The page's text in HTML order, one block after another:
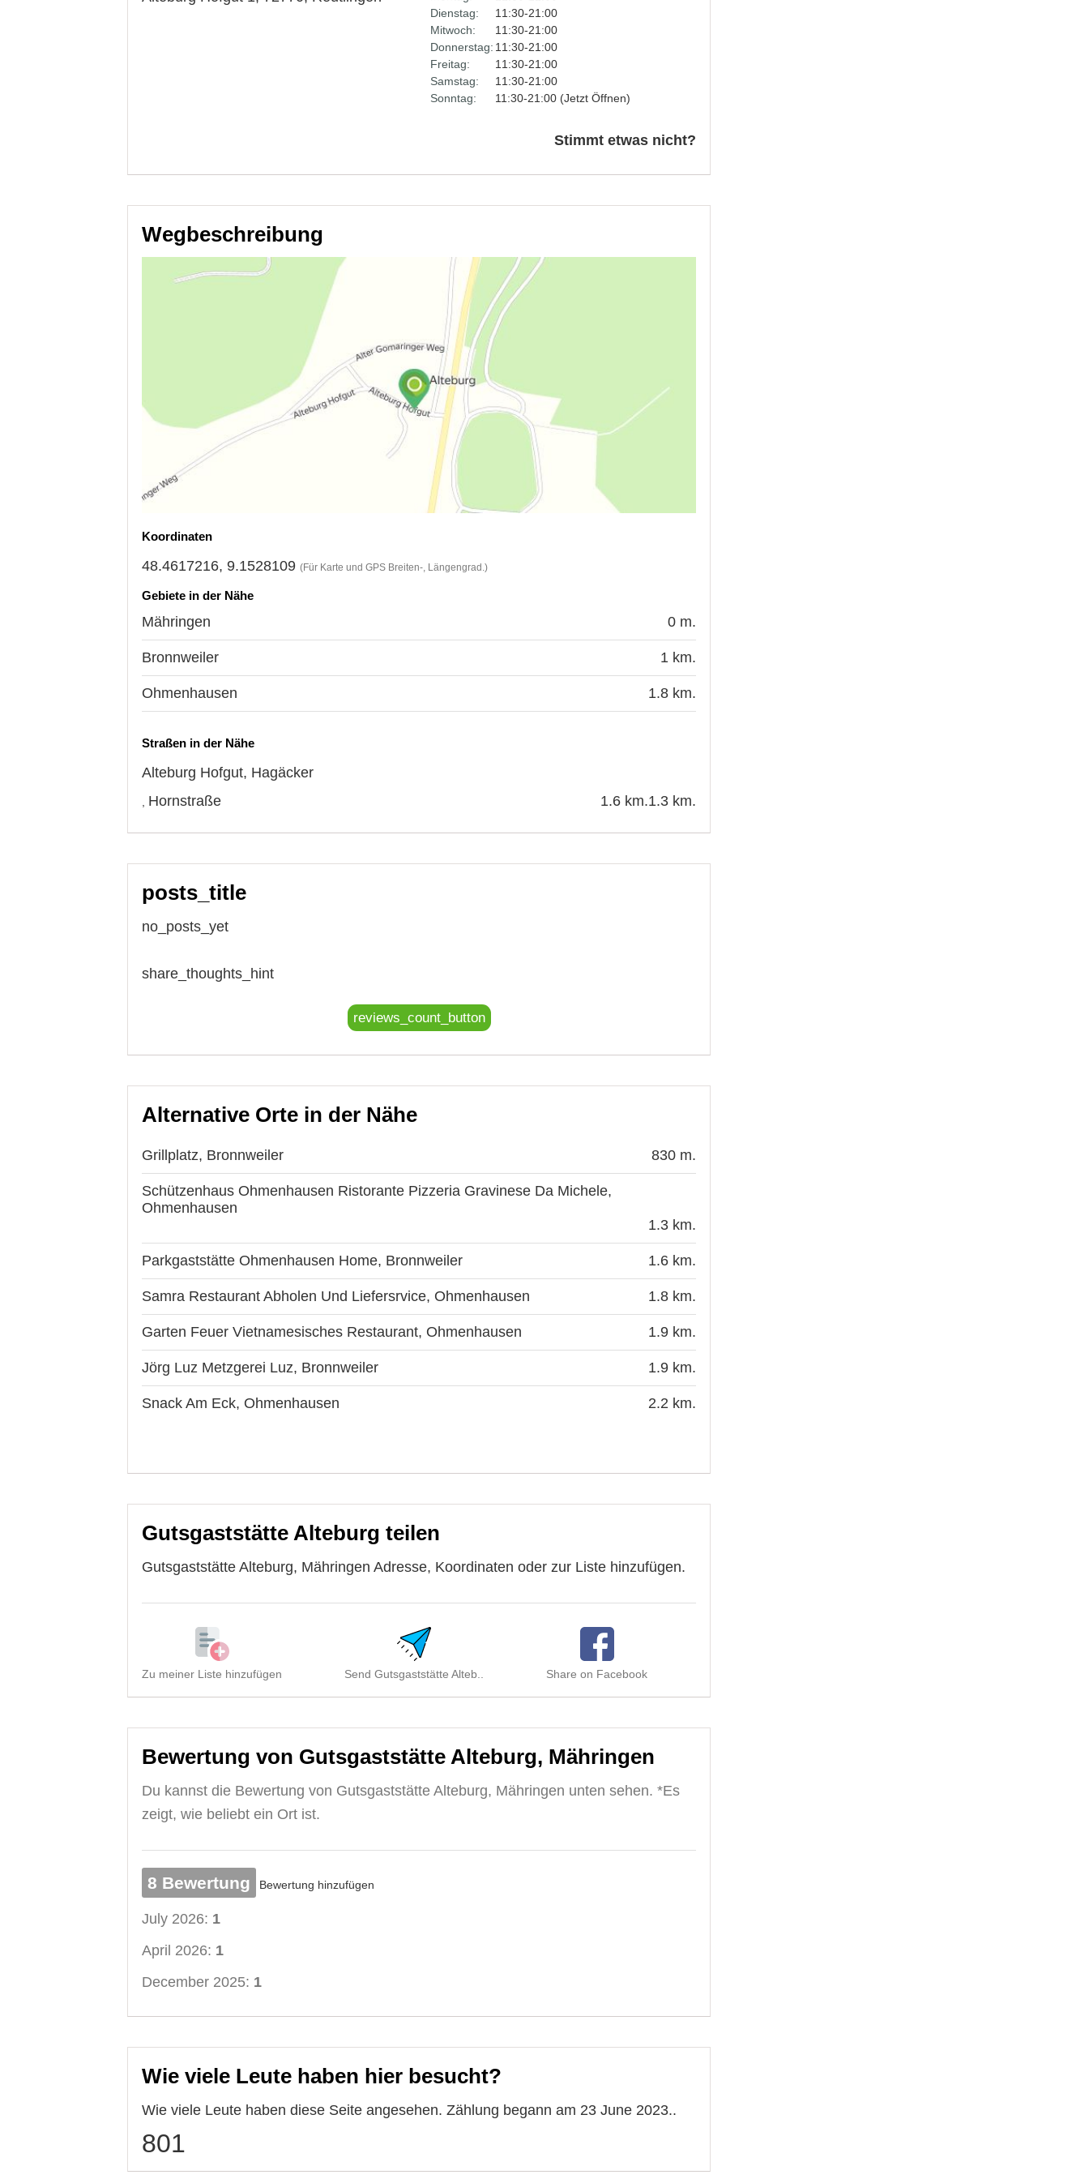
Dienstag:
11:30-21:00
Mitwoch:
11:30-21:00
Donnerstag: 11:30-21:00
Freitag:
11:30-21:00
Samstag:
11:30-21:00
Sonntag:
11:30-21:00 (Jetzt Öffnen)
Stimmt etwas nicht?
Wegbeschreibung
Koordinaten
48.4617216, 9.1528109 (Für Karte und GPS Breiten-, Längengrad.)
Gebiete in der Nähe
Mähringen 0 m.
Bronnweiler 1 km.
Ohmenhausen 1.8 km.
Straßen in der Nähe
Alteburg Hofgut, Hagäcker
1.3 km.
Hornstraße 1.6 km.
posts_title
no_posts_yet
share_thoughts_hint
reviews_count_button
Alternative Orte in der Nähe
Grillplatz, Bronnweiler 830 m.
Schützenhaus Ohmenhausen Ristorante Pizzeria Gravinese Da Michele,
Ohmenhausen
1.3 km.
Parkgaststätte Ohmenhausen Home, Bronnweiler 1.6 km.
Samra Restaurant Abholen Und Liefersrvice, Ohmenhausen 1.8 km.
Garten Feuer Vietnamesisches Restaurant, Ohmenhausen 1.9 km.
Jörg Luz Metzgerei Luz, Bronnweiler 1.9 km.
Snack Am Eck, Ohmenhausen 2.2 km.
Gutsgaststätte Alteburg teilen
Gutsgaststätte Alteburg, Mähringen Adresse, Koordinaten oder zur Liste hinzufügen.
Zu meiner Liste hinzufügen Send Gutsgaststätte Alteb.. Share on Facebook
Bewertung von Gutsgaststätte Alteburg, Mähringen
Du kannst die Bewertung von Gutsgaststätte Alteburg, Mähringen unten sehen. *Es
zeigt, wie beliebt ein Ort ist.
8 Bewertung Bewertung hinzufügen
July 2026: 1
April 2026: 1
December 2025: 1
Wie viele Leute haben hier besucht?
Wie viele Leute haben diese Seite angesehen. Zählung begann am 23 June 2023..
801